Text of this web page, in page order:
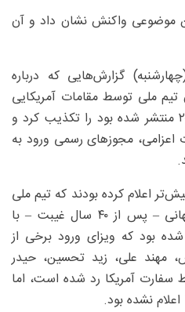
موضوعی واکنش نشان داد و آن
گزارش‌هایی که درباره
تیم ملی توسط مقامات آمریکایی
برای شرکت در جام جهانی ۲۰۲۶ منتشر شده بود را تکذیب کرد و
اعزامی، مجوزهای رسمی ورود به
اعلام کرده بودند که تیم ملی
عراق قبل از شرکت در جام جهانی – پس از ۴۰ سال غیبت – با
بود که ویزای ورود برخی از
مهند علی، زید تحسین، حیدر
سفارت آمریکا رد شده است، اما
نشده بود.